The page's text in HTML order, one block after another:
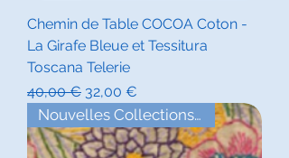
Chemin de Table COCOA Coton -
La Girafe Bleue et Tessitura
Toscana Telerie
Prix original
40,00 € Prix promotionnel
32,00 €
Nouvelles Collections Eté